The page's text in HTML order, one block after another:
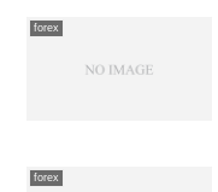
forex
forex